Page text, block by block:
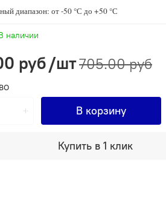
наличии
руб/шт705.00 руб
В корзину
Купить в 1 клик
диапазон: от -50 °С до +50 °С